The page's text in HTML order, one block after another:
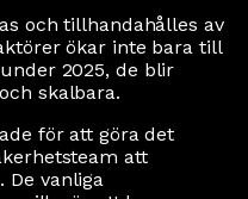
och tillhandahålles av
ökar inte bara till
2025, de blir
skalbara.
för att göra det
att
De vanliga